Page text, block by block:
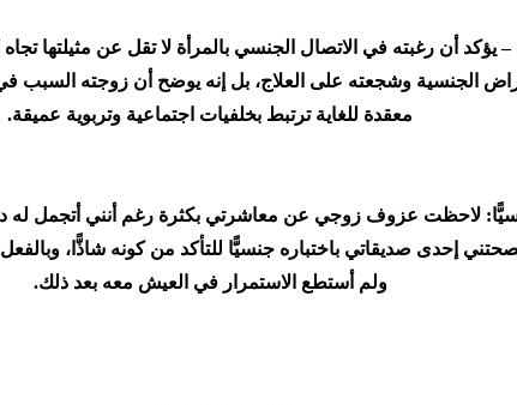
أن رغبته في الاتصال الجنسي بالمرأة لا تقل عن مثيلتها
الجنسية وشجعته على العلاج، بل إنه يوضح أن زوجته السبب في
معقدة للغاية ترتبط بخلفيات اجتماعية وتربوية عميقة.
لاحظت عزوف زوجي عن معاشرتي بكثرة رغم أنني أتجمل له
إحدى صديقاتي باختباره جنسيًّا للتأكد من كونه شاذًّا،
ولم أستطع الاستمرار في العيش معه بعد ذلك.